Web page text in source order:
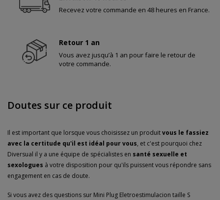
Recevez votre commande en 48 heures en France.
Retour 1 an
Vous avez jusqu’à 1 an pour faire le retour de
votre commande.
Doutes sur ce produit
Il est important que lorsque vous choisissez un produitvous le fassiez
avec la certitude qu'il est idéal pour vous, et c'est pourquoi chez
Diversual il y a une équipe de spécialistes en santé sexuelle et
sexologues à votre disposition pour qu'ils puissent vous répondre sans
engagement en cas de doute.
Si vous avez des questions sur Mini Plug Eletroestimulacion taille S